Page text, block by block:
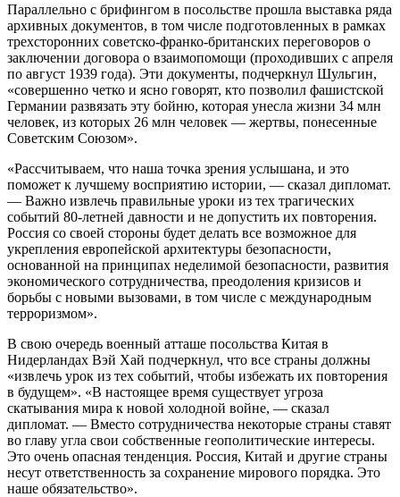
Параллельно с брифингом в посольстве прошла выставка ряда
архивных документов, в том числе подготовленных в рамках
трехсторонних советско-франко-британских переговоров о
заключении договора о взаимопомощи (проходивших с апреля
по август 1939 года). Эти документы, подчеркнул Шульгин,
«совершенно четко и ясно говорят, кто позволил фашистской
Германии развязать эту бойню, которая унесла жизни 34 млн
человек, из которых 26 млн человек — жертвы, понесенные
Советским Союзом».
«Рассчитываем, что наша точка зрения услышана, и это
поможет к лучшему восприятию истории, — сказал дипломат.
— Важно извлечь правильные уроки из тех трагических
событий 80-летней давности и не допустить их повторения.
Россия со своей стороны будет делать все возможное для
укрепления европейской архитектуры безопасности,
основанной на принципах неделимой безопасности, развития
экономического сотрудничества, преодоления кризисов и
борьбы с новыми вызовами, в том числе с международным
терроризмом».
В свою очередь военный атташе посольства Китая в
Нидерландах Вэй Хай подчеркнул, что все страны должны
«извлечь урок из тех событий, чтобы избежать их повторения
в будущем». «В настоящее время существует угроза
скатывания мира к новой холодной войне, — сказал
дипломат. — Вместо сотрудничества некоторые страны ставят
во главу угла свои собственные геополитические интересы.
Это очень опасная тенденция. Россия, Китай и другие страны
несут ответственность за сохранение мирового порядка. Это
наше обязательство».